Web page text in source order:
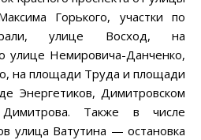
Горького, участки по
улице Восход, на
улице Немировича-Данченко,
на площади Труда и площади
Энергетиков, Димитровском
Также в числе
улица Ватутина — остановка